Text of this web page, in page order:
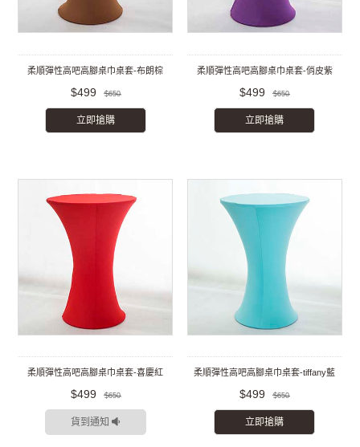
柔順彈性高吧高腳桌巾桌套-布朗棕
$499 $650
立即搶購
柔順彈性高吧高腳桌巾桌套-俏皮紫
$499 $650
立即搶購
柔順彈性高吧高腳桌巾桌套-喜慶紅
$499 $650
貨到通知
柔順彈性高吧高腳桌巾桌套-tiffany藍
$499 $650
立即搶購